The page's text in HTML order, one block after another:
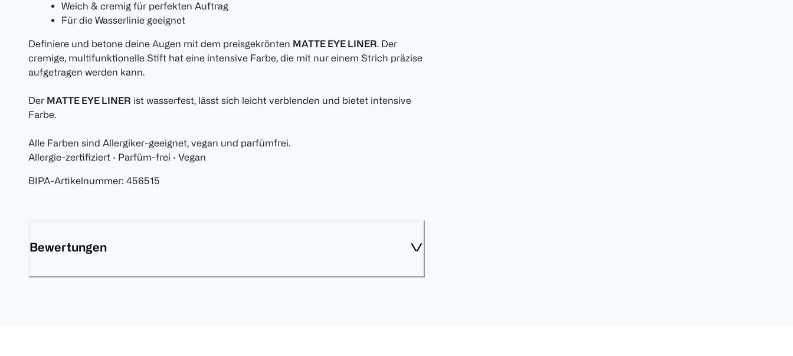
Weich & cremig für perfekten Auftrag
Für die Wasserlinie geeignet
Definiere und betone deine Augen mit dem preisgekrönten MATTE EYE LINER. Der
cremige, multifunktionelle Stift hat eine intensive Farbe, die mit nur einem Strich präzise
aufgetragen werden kann.
Der MATTE EYE LINER ist wasserfest, lässt sich leicht verblenden und bietet intensive
Farbe.
Alle Farben sind Allergiker-geeignet, vegan und parfümfrei.
Allergie-zertifiziert · Parfüm-frei · Vegan
BIPA-Artikelnummer: 456515
Bewertungen